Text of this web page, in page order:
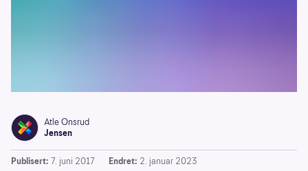
Atle Onsrud
Jensen
Publisert: 7. juni 2017 Endret: 2. januar 2023